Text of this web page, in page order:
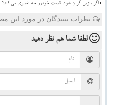
اگر بنزین گران شود، قیمت خودرو چه تغییری می کند؟
نظرات بینندگان در مورد این
لطفا شما همنظر دهید